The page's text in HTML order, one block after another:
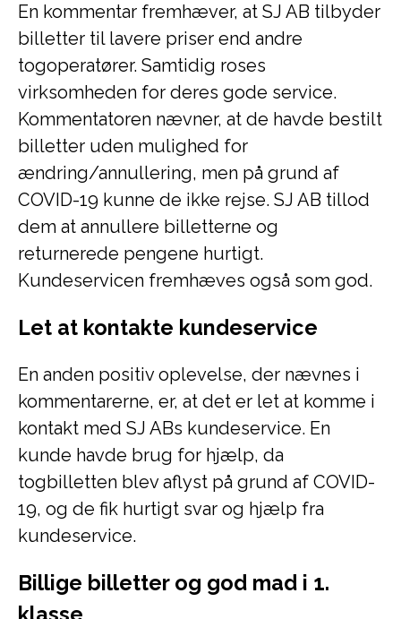
En kommentar fremhæver, at SJ AB tilbyder
billetter til lavere priser end andre
togoperatører. Samtidig roses
virksomheden for deres gode service.
Kommentatoren nævner, at de havde bestilt
billetter uden mulighed for
ændring/annullering, men på grund af
COVID-19 kunne de ikke rejse. SJ AB tillod
dem at annullere billetterne og
returnerede pengene hurtigt.
Kundeservicen fremhæves også som god.
Let at kontakte kundeservice
En anden positiv oplevelse, der nævnes i
kommentarerne, er, at det er let at komme i
kontakt med SJ ABs kundeservice. En
kunde havde brug for hjælp, da
togbilletten blev aflyst på grund af COVID-
19, og de fik hurtigt svar og hjælp fra
kundeservice.
Billige billetter og god mad i 1.
klasse